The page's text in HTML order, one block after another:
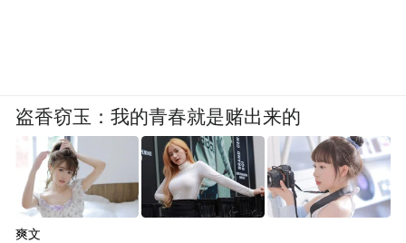
盗香窃玉：我的青春就是赌出来的
爽文